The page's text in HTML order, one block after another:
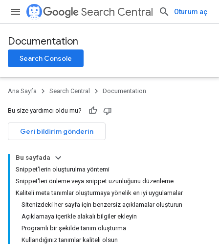
Search Central Oturum aç
Documentation
Search Console
Ana Sayfa Search Central Documentation
Bu size yardımcı oldu mu?
Geri bildirim gönderin
Bu sayfada
Snippet'lerin oluşturulma yöntemi
Snippet'leri önleme veya snippet uzunluğunu düzenleme
Kaliteli meta tanımlar oluşturmaya yönelik en iyi uygulamalar
Sitenizdeki her sayfa için benzersiz açıklamalar oluşturun
Açıklamaya içerikle alakalı bilgiler ekleyin
Programlı bir şekilde tanım oluşturma
Kullandığınız tanımlar kaliteli olsun